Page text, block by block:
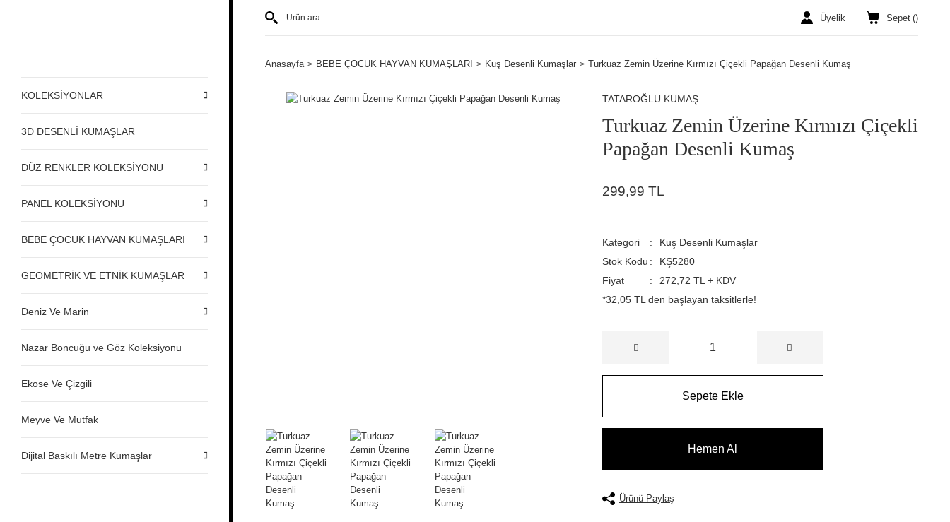
KOLEKSİYONLAR
3D DESENLİ KUMAŞLAR
DÜZ RENKLER KOLEKSİYONU
PANEL KOLEKSİYONU
BEBE ÇOCUK HAYVAN KUMAŞLARI
GEOMETRİK VE ETNİK KUMAŞLAR
Deniz Ve Marin
Nazar Boncuğu ve Göz Koleksiyonu
Ekose Ve Çizgili
Meyve Ve Mutfak
Dijital Baskılı Metre Kumaşlar
Üyelik Sepet ()
Anasayfa BEBE ÇOCUK HAYVAN KUMAŞLARI Kuş Desenli Kumaşlar Turkuaz Zemin Üzerine Kırmızı Çiçekli Papağan Desenli Kumaş
TATAROĞLU KUMAŞ
Turkuaz Zemin Üzerine Kırmızı Çiçekli
Papağan Desenli Kumaş
299,99 TL
Kategori
Kuş Desenli Kumaşlar
Stok Kodu
KŞ5280
Fiyat
272,72 TL + KDV
*32,05 TL den başlayan taksitlerle!
Sepete Ekle
Hemen Al
Ürünü Paylaş